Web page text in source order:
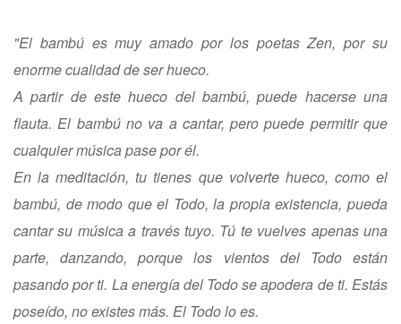
"El bambú es muy amado por los poetas Zen, por su
enorme cualidad de ser hueco.
A partir de este hueco del bambú, puede hacerse una
flauta. El bambú no va a cantar, pero puede permitir que
cualquier música pase por él.
En la meditación, tu tienes que volverte hueco, como el
bambú, de modo que el Todo, la propia existencia, pueda
cantar su música a través tuyo. Tú te vuelves apenas una
parte, danzando, porque los vientos del Todo están
pasando por ti. La energía del Todo se apodera de ti. Estás
poseído, no existes más. El Todo lo es.